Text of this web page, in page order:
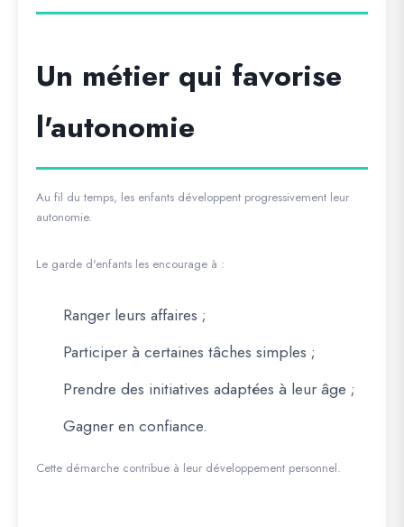
Un métier qui favorise
l'autonomie
Au fil du temps, les enfants développent progressivement leur
autonomie.
Le garde d'enfants les encourage à :
Ranger leurs affaires ;
Participer à certaines tâches simples ;
Prendre des initiatives adaptées à leur âge ;
Gagner en confiance.
Cette démarche contribue à leur développement personnel.